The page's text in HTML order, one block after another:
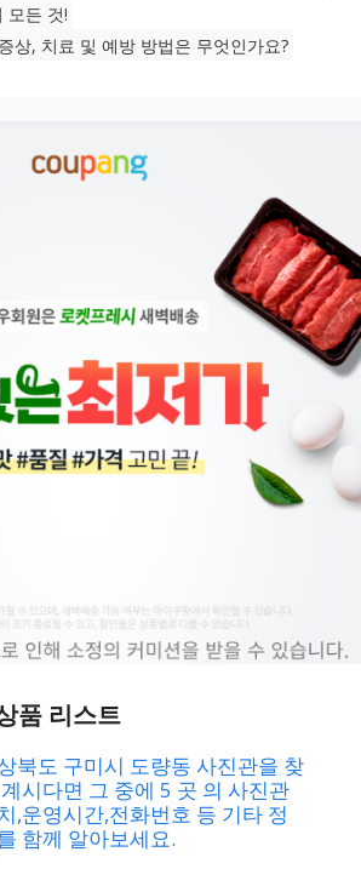
모든 것!
상, 치료 및 예방 방법은 무엇인가요?
품 리스트
북도 구미시 도량동 사진관을 찾
시다면 그 중에 5 곳 의 사진관
,운영시간,전화번호 등 기타 정
함께 알아보세요.